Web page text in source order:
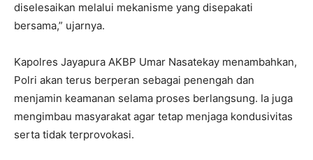
diselesaikan melalui mekanisme yang disepakati
bersama,” ujarnya.
Kapolres Jayapura AKBP Umar Nasatekay menambahkan,
Polri akan terus berperan sebagai penengah dan
menjamin keamanan selama proses berlangsung. Ia juga
mengimbau masyarakat agar tetap menjaga kondusivitas
serta tidak terprovokasi.